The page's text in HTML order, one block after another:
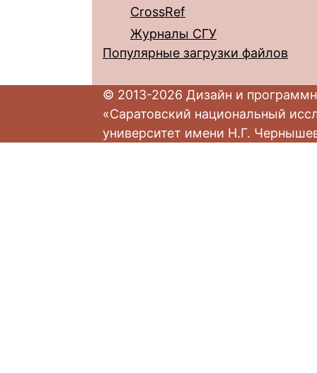
CrossRef
Журналы СГУ
Популярные загрузки файлов
© 2013-2026 Дизайн и
«Саратовский национальный
университет имени Н.Г.